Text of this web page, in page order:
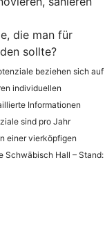
die man für
sollte?
beziehen sich auf
individuellen
Informationen
sind pro Jahr
einer vierköpfigen
Schwäbisch Hall – Stand: